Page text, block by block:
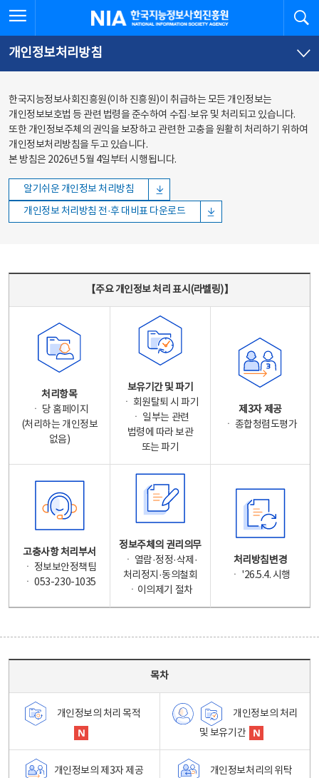
바로가기
바로가기
한국지능정보사회진흥원
개인정보처리방침
한국지능정보사회진흥원(이하 진흥원)이 취급하는 모든 개인정보는
개인정보보호법 등 관련 법령을 준수하여 수집·보유 및 처리되고 있습니다.
또한 개인정보주체의 권익을 보장하고 관련한 고충을 원활히 처리하기 위하여
개인정보처리방침을 두고 있습니다.
본 방침은 2026년 5월 4일부터 시행됩니다.
알기쉬운 개인정보 처리방침
개인정보 처리방침 전·후 대비표 다운로드
【주요 개인정보 처리 표시(라벨링)】
처리항목
ㆍ 당 홈페이지
(처리하는 개인정보
없음)
보유기간 및 파기
ㆍ 회원탈퇴 시 파기
ㆍ 일부는 관련
법령에 따라 보관
또는 파기
제3자 제공
ㆍ 종합청렴도평가
고충사항 처리부서
ㆍ 정보보안정책팀
ㆍ 053-230-1035
정보주체의 권리의무
ㆍ 열람·정정·삭제·
처리정지·동의철회
ㆍ이의제기 절차
처리방침변경
ㆍ '26.5.4. 시행
목차
개인정보의 처리 목적
개인정보의 처리
및 보유기간
개인정보의 제3자 제공 개인정보처리의 위탁